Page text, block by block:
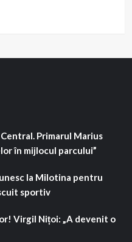
Primarul Marius
în mijlocul parcului”
la Milotina pentru
sportiv
Virgil Nițoi: „A devenit o